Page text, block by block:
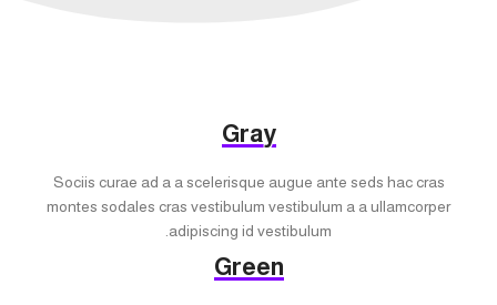
Gray
Sociis curae ad a a scelerisque augue ante seds hac cras
montes sodales cras vestibulum vestibulum a a ullamcorper
adipiscing id vestibulum.
Green